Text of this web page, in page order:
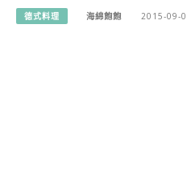
德式料理 海綿飽飽 2015-09-